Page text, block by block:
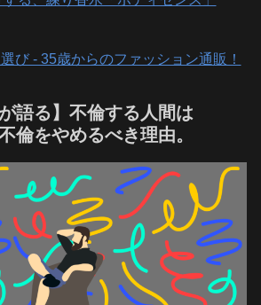
び - 35歳からのファッション通販！
語る】不倫する人間は
をやめるべき理由。